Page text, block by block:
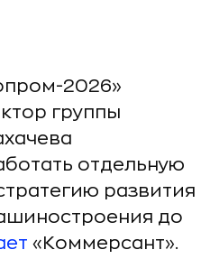
2026»
группы
отдельную
развития
до
«Коммерсант».